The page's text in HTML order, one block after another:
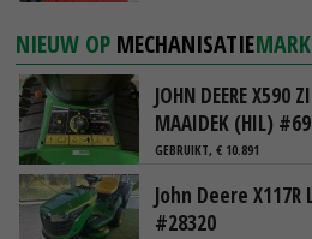
NIEUW OP MECHANISATIE
JOHN DEERE X590
MAAIDEK (HIL)
GEBRUIKT, € 10.891
John Deere
#28320